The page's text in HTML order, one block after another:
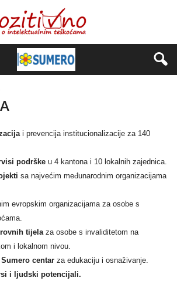
i prevencija institucionalizacije za 140
podrške u 4 kantona i 10 lokalnih zajednica.
sa najvećim međunarodnim organizacijama
evropskim organizacijama za osobe s
tijelaza osobe s invaliditetom na
i lokalnom nivou.
Sumero centar za edukaciju i osnaživanje.
i ljudski potencijali.